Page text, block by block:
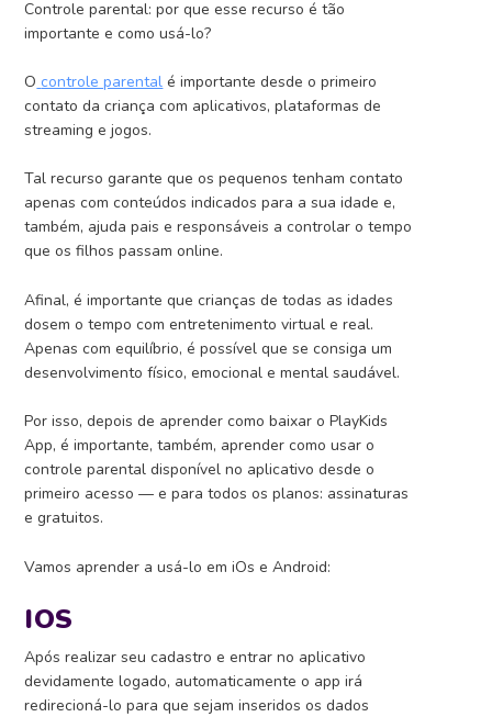
Controle parental: por que esse recurso é tão
importante e como usá-lo?
O controle parental é importante desde o primeiro
contato da criança com aplicativos, plataformas de
streaming e jogos.
Tal recurso garante que os pequenos tenham contato
apenas com conteúdos indicados para a sua idade e,
também, ajuda pais e responsáveis a controlar o tempo
que os filhos passam online.
Afinal, é importante que crianças de todas as idades
dosem o tempo com entretenimento virtual e real.
Apenas com equilíbrio, é possível que se consiga um
desenvolvimento físico, emocional e mental saudável.
Por isso, depois de aprender como baixar o PlayKids
App, é importante, também, aprender como usar o
controle parental disponível no aplicativo desde o
primeiro acesso — e para todos os planos: assinaturas
e gratuitos.
Vamos aprender a usá-lo em iOs e Android:
IOS
Após realizar seu cadastro e entrar no aplicativo
devidamente logado, automaticamente o app irá
redirecioná-lo para que sejam inseridos os dados